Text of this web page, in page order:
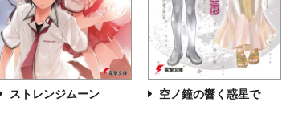
ストレンジムーン 空ノ鐘の響く惑星で